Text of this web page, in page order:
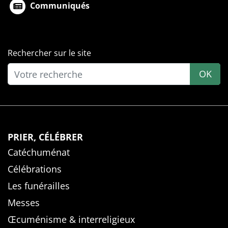
Communiqués
Rechercher sur le site
OK
PRIER, CÉLÉBRER
Catéchuménat
Célébrations
Les funérailles
Messes
Œcuménisme & interreligieux